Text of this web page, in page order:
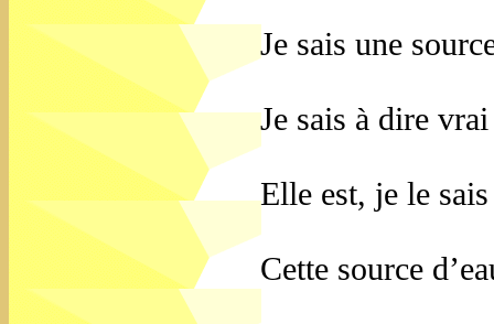
Je sais une
Je sais à dire
Elle est, je le
Cette source